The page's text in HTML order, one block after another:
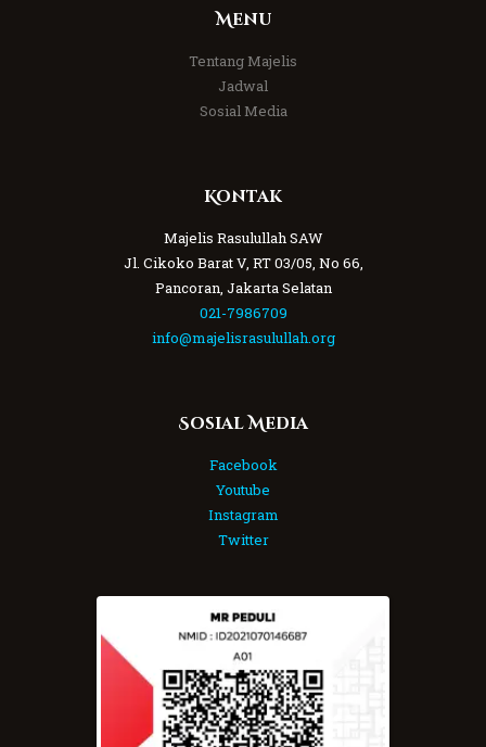
Menu
Tentang Majelis
Jadwal
Sosial Media
Kontak
Majelis Rasulullah SAW
Jl. Cikoko Barat V, RT 03/05, No 66,
Pancoran, Jakarta Selatan
021-7986709
info@majelisrasulullah.org
Sosial Media
Facebook
Youtube
Instagram
Twitter